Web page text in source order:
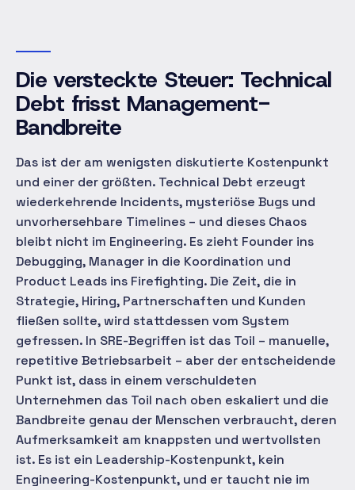
Die versteckte Steuer: Technical
Debt frisst Management-
Bandbreite
Das ist der am wenigsten diskutierte Kostenpunkt
und einer der größten. Technical Debt erzeugt
wiederkehrende Incidents, mysteriöse Bugs und
unvorhersehbare Timelines – und dieses Chaos
bleibt nicht im Engineering. Es zieht Founder ins
Debugging, Manager in die Koordination und
Product Leads ins Firefighting. Die Zeit, die in
Strategie, Hiring, Partnerschaften und Kunden
fließen sollte, wird stattdessen vom System
gefressen. In SRE-Begriffen ist das Toil – manuelle,
repetitive Betriebsarbeit – aber der entscheidende
Punkt ist, dass in einem verschuldeten
Unternehmen das Toil nach oben eskaliert und die
Bandbreite genau der Menschen verbraucht, deren
Aufmerksamkeit am knappsten und wertvollsten
ist. Es ist ein Leadership-Kostenpunkt, kein
Engineering-Kostenpunkt, und er taucht nie im